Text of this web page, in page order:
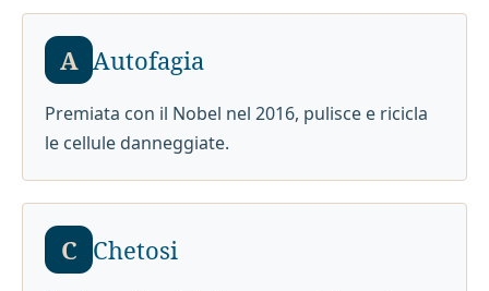
A Autofagia
Premiata con il Nobel nel 2016, pulisce e ricicla
le cellule danneggiate.
C Chetosi